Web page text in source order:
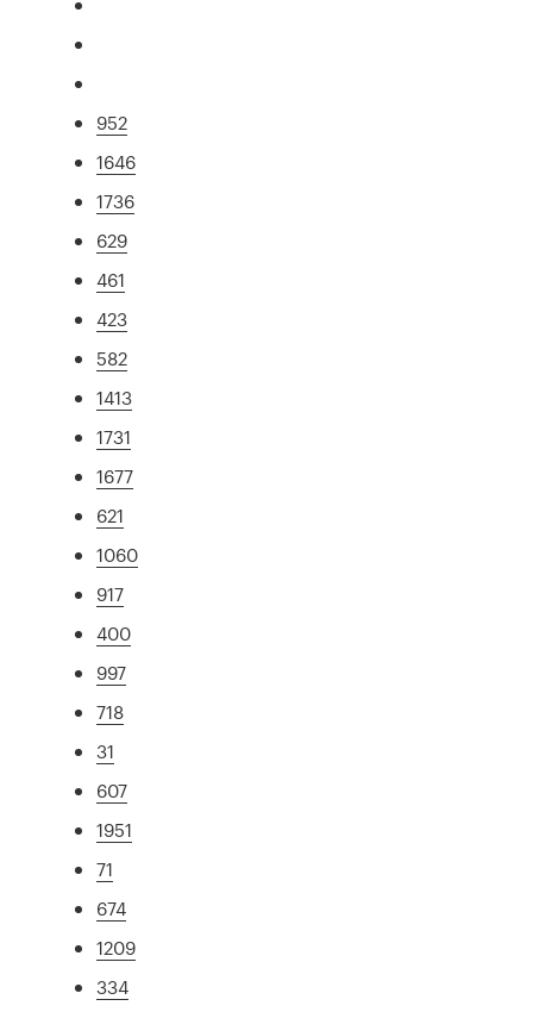
952
1646
1736
629
461
423
582
1413
1731
1677
621
1060
917
400
997
718
31
607
1951
71
674
1209
334